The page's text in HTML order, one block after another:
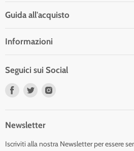
Guida all'acquisto
Informazioni
Seguici sui Social
Trovaci
Trovaci
Newsletter
Iscriviti alla nostra Newsletter per essere